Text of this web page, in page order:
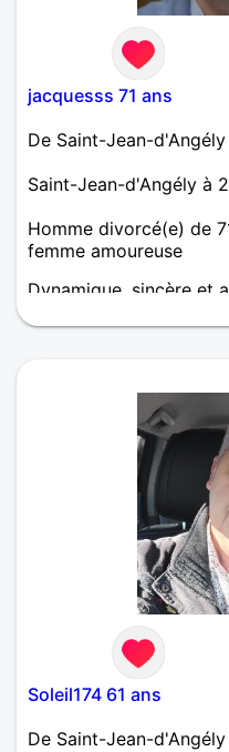
jacquesss 71 ans
De Saint-Jean-
Saint-Jean-d'Angély à
Homme divorcé(e) de
femme amoureuse
Dynamique, sincère et
Soleil174 61 ans
De Saint-Jean-